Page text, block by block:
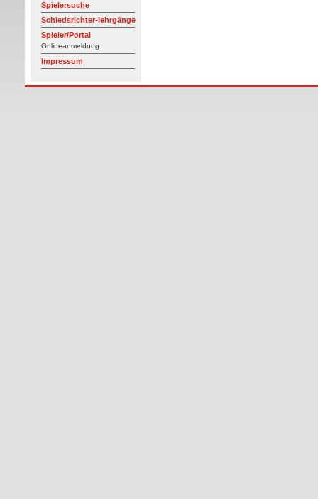
Spielersuche
Schiedsrichter-lehrgänge
Spieler/Portal
Onlineanmeldung
Impressum